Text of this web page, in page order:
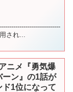
され...
ニメ『勇気爆
ーン』の1話が
1位になって